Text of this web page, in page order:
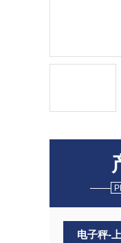
电子秤-